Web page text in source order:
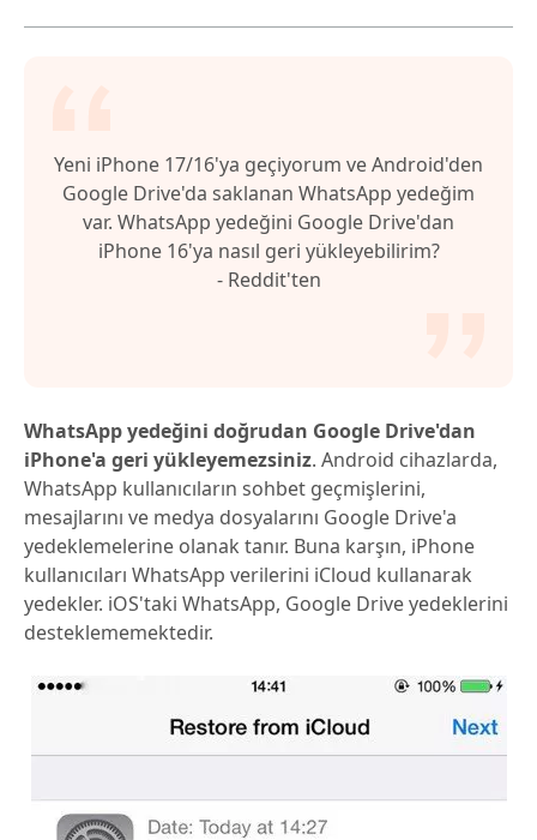
Yeni iPhone 17/16'ya geçiyorum ve Android'den
Google Drive'da saklanan WhatsApp yedeğim
var. WhatsApp yedeğini Google Drive'dan
iPhone 16'ya nasıl geri yükleyebilirim?
- Reddit'ten
WhatsApp yedeğini doğrudan Google Drive'dan
iPhone'a geri yükleyemezsiniz. Android cihazlarda,
WhatsApp kullanıcıların sohbet geçmişlerini,
mesajlarını ve medya dosyalarını Google Drive'a
yedeklemelerine olanak tanır. Buna karşın, iPhone
kullanıcıları WhatsApp verilerini iCloud kullanarak
yedekler. iOS'taki WhatsApp, Google Drive yedeklerini
desteklememektedir.